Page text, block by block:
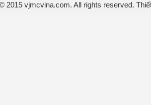
2015 vjmcvina.com. All rights reserved.